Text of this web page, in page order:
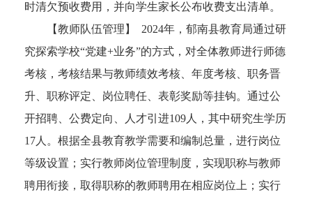
时清欠预收费用，并向学生家长公布收费支出清单。
【教师队伍管理】 2024年，郁南县教育局通过研
究探索学校“党建+业务”的方式，对全体教师进行师德
考核，考核结果与教师绩效考核、年度考核、职务晋
升、职称评定、岗位聘任、表彰奖励等挂钩。通过公
开招聘、公费定向、人才引进109人，其中研究生学历
17人。根据全县教育教学需要和编制总量，进行岗位
等级设置；实行教师岗位管理制度，实现职称与教师
聘用衔接，取得职称的教师聘用在相应岗位上；实行